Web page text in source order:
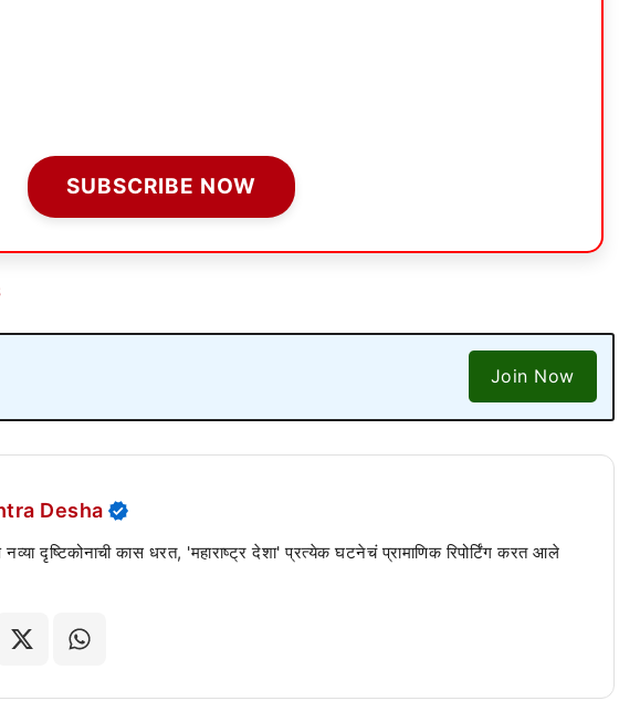
SUBSCRIBE NOW
Join Now
Desha
नव्या दृष्टिकोनाची कास धरत, 'महाराष्ट्र देशा' प्रत्येक घटनेचं प्रामाणिक रिपोर्टिंग करत आले